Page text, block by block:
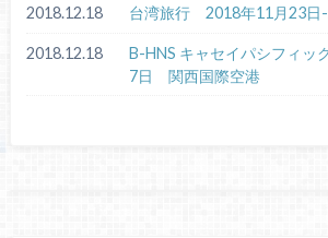
2018.12.18 台湾旅行 2018年11月23
2018.12.18
B-HNS キャセイパシフィ
7日 関西国際空港